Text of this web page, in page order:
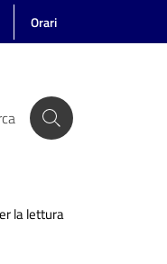
Orari
la lettura